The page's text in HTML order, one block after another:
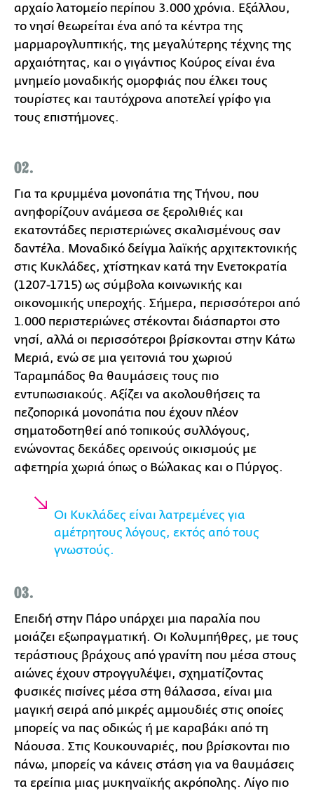
αρχαίο λατομείο περίπου 3.000 χρόνια. Εξάλλου,
το νησί θεωρείται ένα από τα κέντρα της
μαρμαρογλυπτικής, της μεγαλύτερης τέχνης της
αρχαιότητας, και ο γιγάντιος Κούρος είναι ένα
μνημείο μοναδικής ομορφιάς που έλκει τους
τουρίστες και ταυτόχρονα αποτελεί γρίφο για
τους επιστήμονες.
02.
Για τα κρυμμένα μονοπάτια της Τήνου, που
ανηφορίζουν ανάμεσα σε ξερολιθιές και
εκατοντάδες περιστεριώνες σκαλισμένους σαν
δαντέλα. Μοναδικό δείγμα λαϊκής αρχιτεκτονικής
στις Κυκλάδες, χτίστηκαν κατά την Ενετοκρατία
(1207-1715) ως σύμβολα κοινωνικής και
οικονομικής υπεροχής. Σήμερα, περισσότεροι από
1.000 περιστεριώνες στέκονται διάσπαρτοι στο
νησί, αλλά οι περισσότεροι βρίσκονται στην Κάτω
Μεριά, ενώ σε μια γειτονιά του χωριού
Ταραμπάδος θα θαυμάσεις τους πιο
εντυπωσιακούς. Αξίζει να ακολουθήσεις τα
πεζοπορικά μονοπάτια που έχουν πλέον
σηματοδοτηθεί από τοπικούς συλλόγους,
ενώνοντας δεκάδες ορεινούς οικισμούς με
αφετηρία χωριά όπως ο Βώλακας και ο Πύργος.
Οι Κυκλάδες είναι λατρεμένες για
αμέτρητους λόγους, εκτός από τους
γνωστούς.
03.
Επειδή στην Πάρο υπάρχει μια παραλία που
μοιάζει εξωπραγματική. Οι Κολυμπήθρες, με τους
τεράστιους βράχους από γρανίτη που μέσα στους
αιώνες έχουν στρογγυλέψει, σχηματίζοντας
φυσικές πισίνες μέσα στη θάλασσα, είναι μια
μαγική σειρά από μικρές αμμουδιές στις οποίες
μπορείς να πας οδικώς ή με καραβάκι από τη
Νάουσα. Στις Κουκουναριές, που βρίσκονται πιο
πάνω, μπορείς να κάνεις στάση για να θαυμάσεις
τα ερείπια μιας μυκηναϊκής ακρόπολης. Λίγο πιο